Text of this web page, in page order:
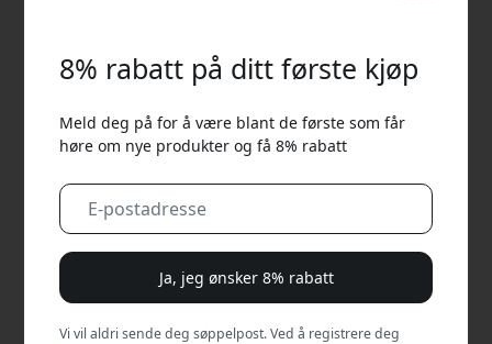
8% rabatt på ditt første kjøp
Meld deg på for å være blant de første som får
høre om nye produkter og få 8% rabatt
Ja, jeg ønsker 8% rabatt
Vi vil aldri sende deg søppelpost. Ved å registrere deg